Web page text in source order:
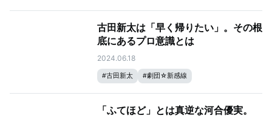
古田新太は「早く帰りたい」。その根
底にあるプロ意識とは
2024.06.18
#古田新太 #劇団☆新感線
「ふてほど」とは真逆な河合優実。